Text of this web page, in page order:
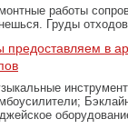
работы
Груды
предоставляем в